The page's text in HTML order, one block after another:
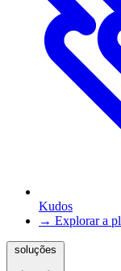
Kudos
→ Explorar a